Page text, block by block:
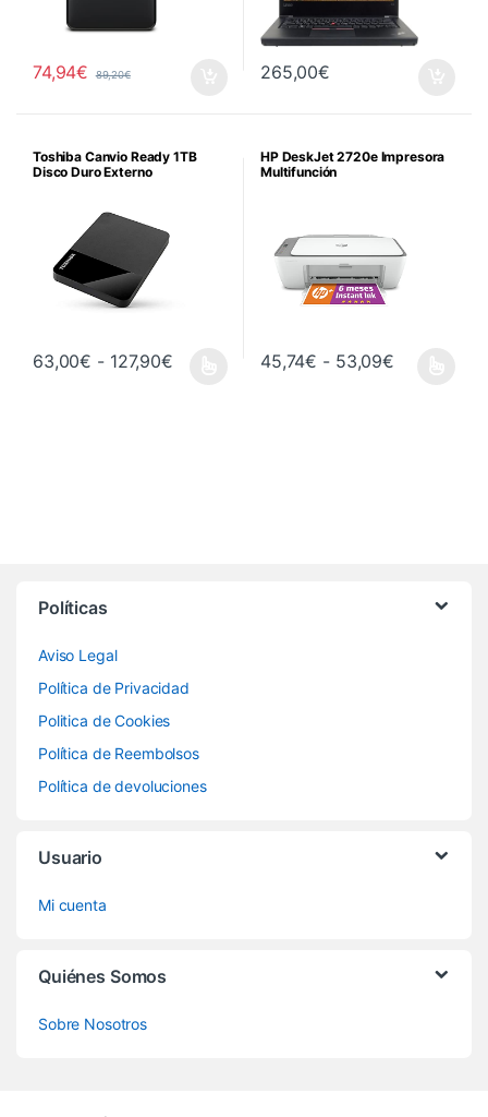
74,94€ 89,20€ 265,00€
Toshiba Canvio Ready 1TB
Disco Duro Externo
63,00€ - 127,90€Rango de precios: desde 63,00€
Este producto tiene múltiples variantes. Las opciones se
HP DeskJet 2720e Impresora
Multifunción
45,74€ - 53,09€Rango de
Este producto tiene múltiples
Políticas
Aviso Legal
Política de Privacidad
Politica de Cookies
Política de Reembolsos
Política de devoluciones
Usuario
Mi cuenta
Quiénes Somos
Sobre Nosotros